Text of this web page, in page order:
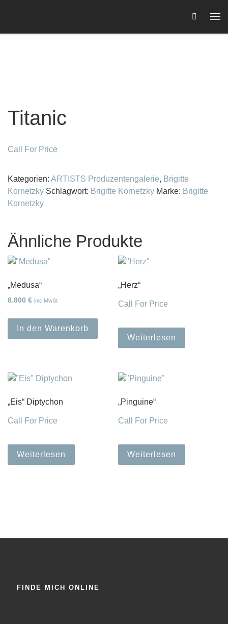
Titanic
Call For Price
Kategorien: ARTISTS Produzentengalerie, Brigitte
Kornetzky Schlagwort: Brigitte Kornetzky Marke: Brigitte
Kornetzky
Ähnliche Produkte
„Medusa“
8.800 € inkl MwSt
In den Warenkorb
„Herz“
Call For Price
Weiterlesen
„Eis“ Diptychon
Call For Price
Weiterlesen
„Pinguine“
Call For Price
Weiterlesen
FINDE MICH ONLINE